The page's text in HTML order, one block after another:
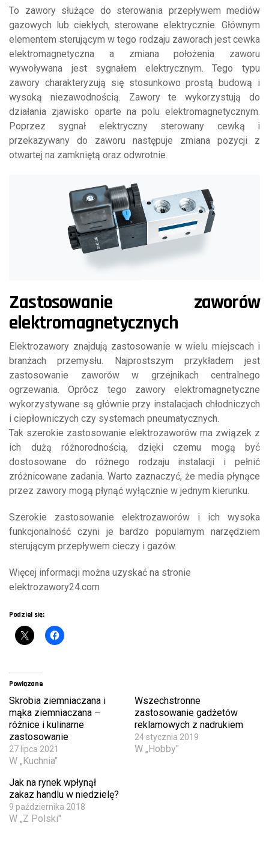
To zawory służące do sterowania przepływem mediów
gazowych lub ciekłych, sterowane elektrycznie. Głównym
elementem sterującym w tego rodzaju zaworach jest cewka
elektromagnetyczna a zmiana położenia zaworu
wywoływana jest sygnałem elektrycznym. Tego typu
zawory charakteryzują się stosunkowo prostą budową i
wysoką niezawodnością. Zawory te wykorzystują do
działania zjawisko oparte na polu elektromagnetycznym.
Poprzez sygnał elektryczny sterowany cewką i
przekazywany do zaworu następuje zmiana pozycji z
otwartej na zamkniętą oraz odwrotnie.
Zastosowanie zaworów
elektromagnetycznych
Elektrozawory znajdują zastosowanie w wielu miejscach i
branżach przemysłu. Najprostszym przykładem jest
zastosowanie zaworów w grzejnikach centralnego
ogrzewania. Oprócz tego zawory elektromagnetyczne
wykorzystywane są głównie przy instalacjach chłodniczych
i ciepłowniczych czy systemach pneumatycznych.
Tak szerokie zastosowanie elektrozaworów ma związek z
ich dużą różnorodnością, dzięki czemu mogą być
dostosowane do różnego rodzaju instalacji i pełnić
zróżnicowane zadania. Warto zaznaczyć, że media płynące
przez zawory mogą płynąć wyłącznie w jednym kierunku.
Szerokie zastosowanie elektrozaworów i ich wysoka
funkcjonalność czyni je bardzo popularnym narzędziem
sterującym przepływem cieczy i gazów.
Więcej informacji można uzyskać na stronie
elektrozawory24.com
Podziel się:
Powiązane
Skrobia ziemniaczana i
mąka ziemniaczana –
różnice i kulinarne
zastosowanie
27 lipca 2021
W „Kuchnia"
Wszechstronne
zastosowanie gadżetów
reklamowych z nadrukiem
24 stycznia 2019
W „Hobby"
Jak na rynek wpłynął
zakaz handlu w niedzielę?
9 października 2018
W „Z Polski"